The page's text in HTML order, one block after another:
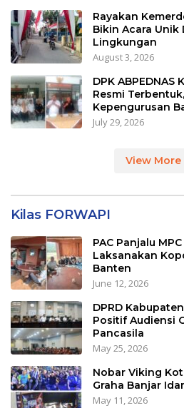
Rayakan
Bikin Acara Unik
Lingkungan
August 3, 2026
DPK
Resmi
Kepengurusan
July 29, 2026
View More
Kilas FORWAPI
PAC Panjalu
Laksanakan
Banten
June 12, 2026
DPRD
Positif Audiensi
Pancasila
May 25, 2026
Nobar Viking
Graha Banjar
May 11, 2026